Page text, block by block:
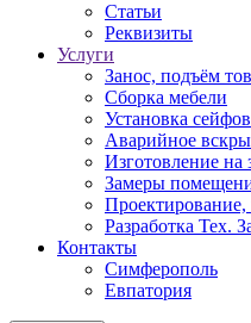
Статьи
Реквизиты
Услуги
Занос, подъём
Сборка мебели
Установка сейфов
Аварийное
Изготовление на
Замеры
Проектирование,
Разработка Тех.
Контакты
Симферополь
Евпатория